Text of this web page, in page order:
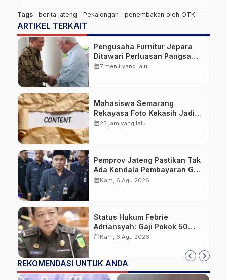
Tags berita jateng Pekalongan penembakan oleh OTK
ARTIKEL TERKAIT
Pengusaha Furnitur Jepara
Ditawari Perluasan Pangsa
Pasar Hingga ke IKN
calendar_month7 menit yang lalu
Mahasiswa Semarang
Rekayasa Foto Kekasih Jadi
Konten Cabul karena Sakit
calendar_month23 jam yang lalu
Pemprov Jateng Pastikan Tak
Ada Kendala Pembayaran Gaji
ASN di Tengah Pemangkasan
calendar_monthKam, 6 Agu 2026
Status Hukum Febrie
Adriansyah: Gaji Pokok 50
Persen Tetap Mengalir,
calendar_monthKam, 6 Agu 2026
REKOMENDASI UNTUK ANDA